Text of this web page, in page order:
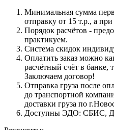
Минимальная сумма
отправку от 15 т.р., а
Порядок расчётов -
практикуем.
Система скидок
Оплатить заказ можно
расчётный счёт в банке,
Заключаем договор!
Отправка груза после
до транспортной
доставки груза по
Доступны ЭДО: СБИС,